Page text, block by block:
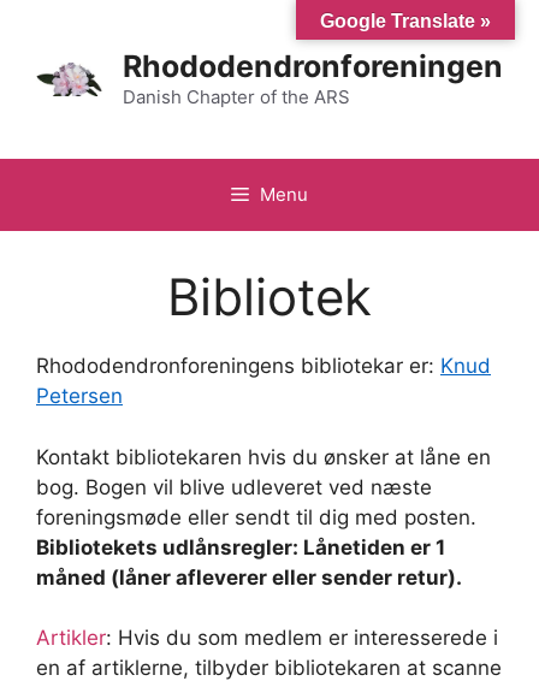
indhold
Rhododendronforeningen
Danish Chapter of the ARS
Menu
Bibliotek
Rhododendronforeningens bibliotekar er: Knud
Petersen
Kontakt bibliotekaren hvis du ønsker at låne en
bog. Bogen vil blive udleveret ved næste
foreningsmøde eller sendt til dig med posten.
Bibliotekets udlånsregler: Lånetiden er 1
måned (låner afleverer eller sender retur).
Artikler: Hvis du som medlem er interesserede i
en af artiklerne, tilbyder bibliotekaren at scanne
Google Translate »